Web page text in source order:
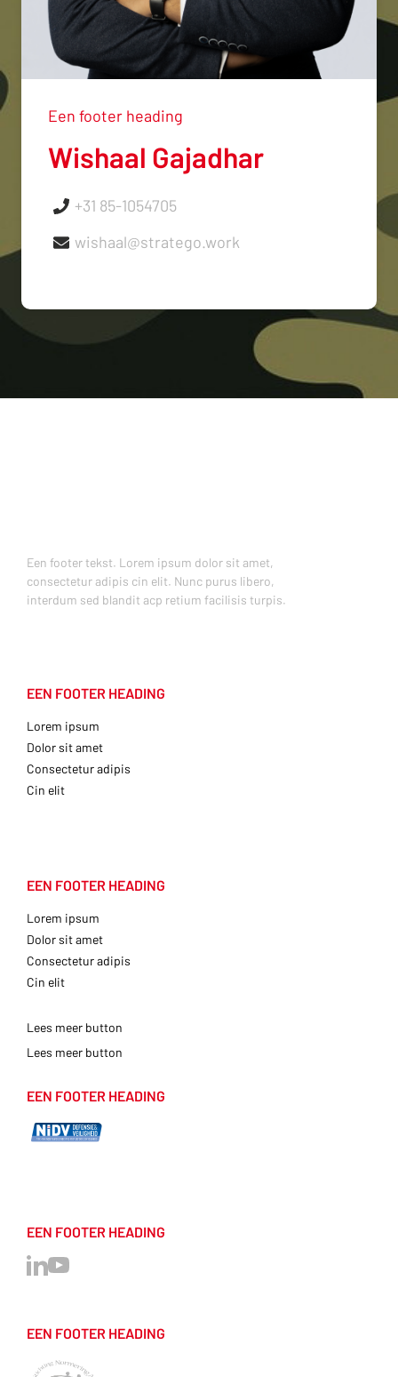
Een footer heading
Wishaal Gajadhar
+31 85-1054705
wishaal@stratego.work
Een footer tekst. Lorem ipsum dolor sit amet,
consectetur adipis cin elit. Nunc purus libero,
interdum sed blandit acp retium facilisis turpis.
EEN FOOTER HEADING
Lorem ipsum
Dolor sit amet
Consectetur adipis
Cin elit
EEN FOOTER HEADING
Lorem ipsum
Dolor sit amet
Consectetur adipis
Cin elit
Lees meer button
Lees meer button
EEN FOOTER HEADING
EEN FOOTER HEADING
EEN FOOTER HEADING